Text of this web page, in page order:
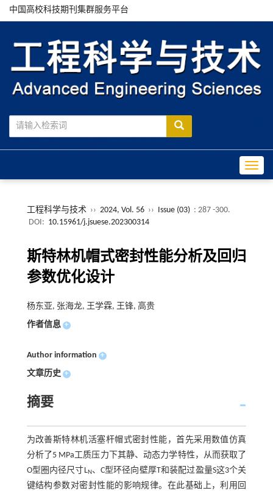
中国高校科技期刊集群服务平台
工程科学与技术 ›› 2024, Vol. 56 ›› Issue (03) : 287 -300.
DOI: 10.15961/j.jsuese.202300314
斯特林机帽式密封性能分析及回归
参数优化设计
杨东亚, 张海龙, 王学霖, 王锋, 高贵
作者信息 +
Author information +
文章历史 +
摘要
为改善斯特林机活塞杆帽式密封性能，首先采用数值仿真
分析了5 MPa工质压力下其静、动态力学特性，从而获取了
O型圈内径尺寸LN、C型环径向壁厚T和装配过盈量S这3个关
键结构参数对密封性能的影响规律。在此基础上，利用回